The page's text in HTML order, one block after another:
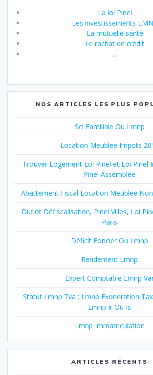
La loi Pinel
Les investissements
La mutuelle santé
Le rachat de crédit
…
NOS ARTICLES LES PLUS
Sci Familiale Ou Lmnp
Location Meublee Impots
Trouver Logement Loi Pinel et Loi Pinel
Pinel Assemblée
Abattement Fiscal Location Meublee
Duflot Défiscalisation, Pinel Villes, Loi
Paris
Déficit Foncier Ou Lmnp
Rendement Lmnp
Expert Comptable Lmnp
Statut Lmnp Tva : Lmnp Exoneration
Lmnp Ir Ou Is
Lmnp Immatriculation
ARTICLES RÉCENTS